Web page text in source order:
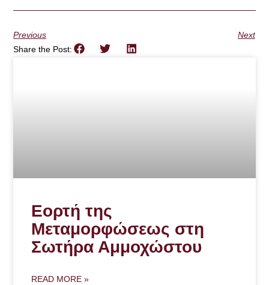
Previous
Next
Share the Post:
Εορτή της
Μεταμορφώσεως στη
Σωτήρα Αμμοχώστου
READ MORE »